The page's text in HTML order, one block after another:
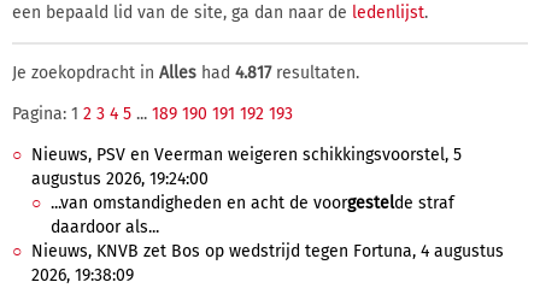
een bepaald lid van de site, ga dan naar de ledenlijst.
Je zoekopdracht in Alles had 4.817resultaten.
Pagina: 1 2 3 4 5 ... 189 190 191 192 193
Nieuws, PSV en Veerman weigeren schikkingsvoorstel, 5
augustus 2026, 19:24:00
...van omstandigheden en acht de voorgestelde straf
daardoor als...
Nieuws, KNVB zet Bos op wedstrijd tegen Fortuna, 4 augustus
2026, 19:38:09